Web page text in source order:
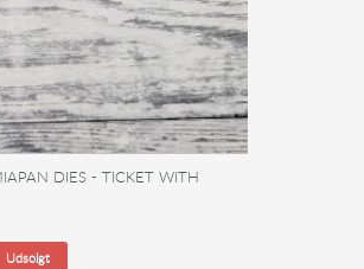
DIES - TICKET WITH
Udsolgt